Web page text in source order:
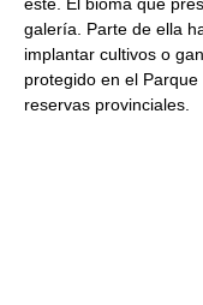
galería. Parte de ella
implantar cultivos o
protegido en el
reservas provinciales.